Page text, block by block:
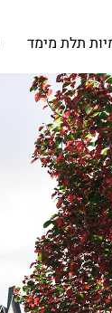
תלת מימד